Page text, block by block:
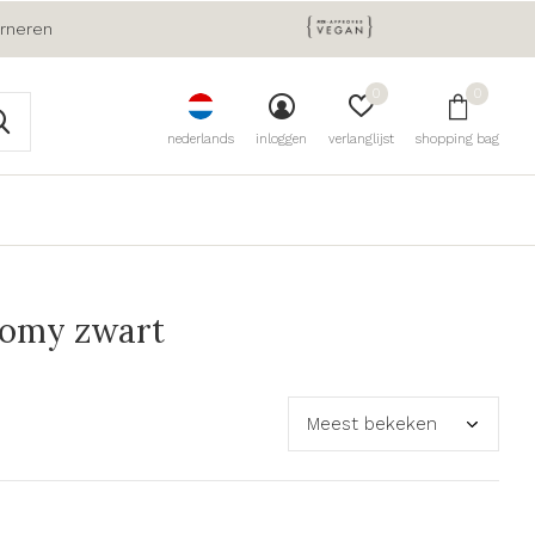
nederlands inloggen verlanglijst
0
shopping bag
0
zwart